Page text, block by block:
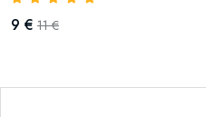
9 € 11 €